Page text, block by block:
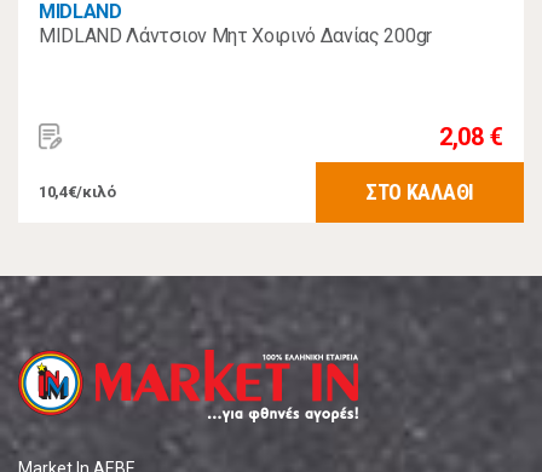
MIDLAND
MIDLAND Λάντσιον Μητ Χοιρινό Δανίας 200gr
2,08 €
10,4€/κιλό ΣΤΟ ΚΑΛΑΘΙ